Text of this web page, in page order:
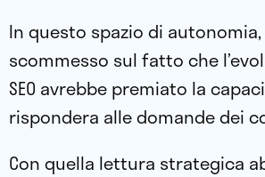
In questo spazio di
scommesso sul fatto che
SEO avrebbe premiato la
rispondera alle domande dei
Con quella lettura strategica